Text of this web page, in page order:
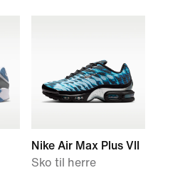
Nike Air Max Plus VII
Sko til herre